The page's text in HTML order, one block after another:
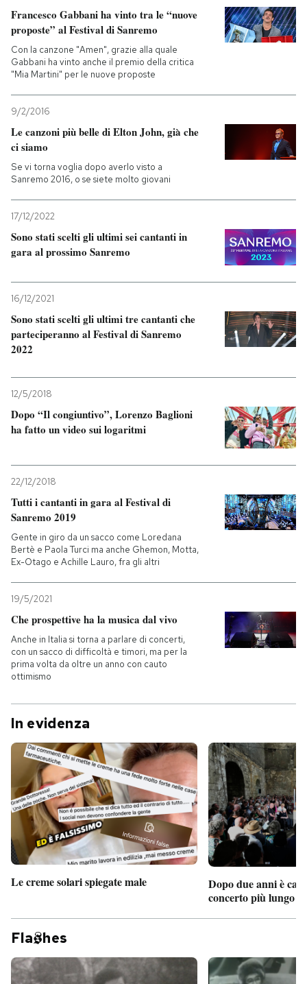
Francesco Gabbani ha vinto tra le “nuove
proposte” al Festival di Sanremo
Con la canzone "Amen", grazie alla quale
Gabbani ha vinto anche il premio della critica
"Mia Martini" per le nuove proposte
9/2/2016
Le canzoni più belle di Elton John, già che
ci siamo
Se vi torna voglia dopo averlo visto a
Sanremo 2016, o se siete molto giovani
17/12/2022
Sono stati scelti gli ultimi sei cantanti in
gara al prossimo Sanremo
16/12/2021
Sono stati scelti gli ultimi tre cantanti che
parteciperanno al Festival di Sanremo
2022
12/5/2018
Dopo “Il congiuntivo”, Lorenzo Baglioni
ha fatto un video sui logaritmi
22/12/2018
Tutti i cantanti in gara al Festival di
Sanremo 2019
Gente in giro da un sacco come Loredana
Bertè e Paola Turci ma anche Ghemon, Motta,
Ex-Otago e Achille Lauro, fra gli altri
19/5/2021
Che prospettive ha la musica dal vivo
Anche in Italia si torna a parlare di concerti,
con un sacco di difficoltà e timori, ma per la
prima volta da oltre un anno con cauto
ottimismo
In evidenza
Le creme solari spiegate male
Dopo due anni è
concerto più lungo
Fla hes